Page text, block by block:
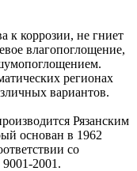
к коррозии, не гниет
влагопоглощение,
регионах
вариантов.
Рязанским
основан в 1962
со
2001.